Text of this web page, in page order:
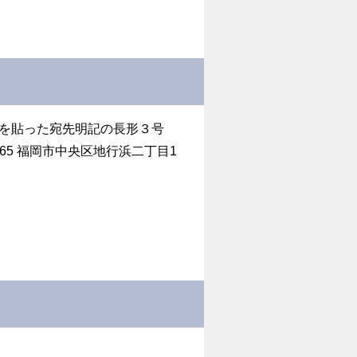
貼った宛先明記の長形３号
福岡市中央区地行浜二丁目1